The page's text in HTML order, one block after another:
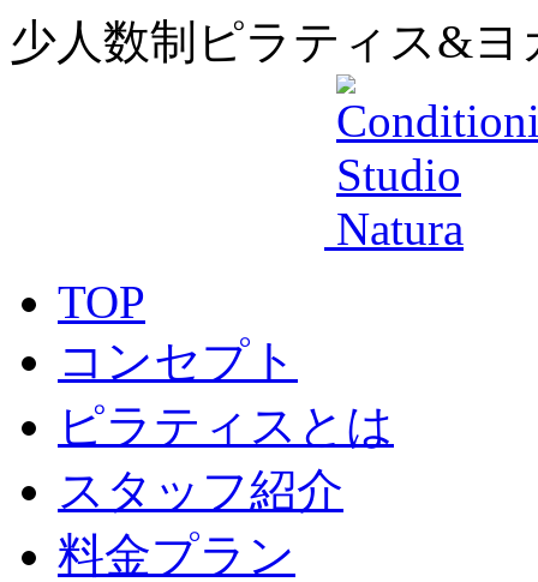
少人数制ピラティス&ヨ
TOP
コンセプト
ピラティスとは
スタッフ紹介
料金プラン